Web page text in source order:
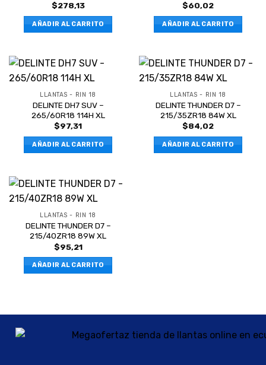
$278,13
AÑADIR AL CARRITO
$60,02
AÑADIR AL CARRITO
LLANTAS - RIN 18
DELINTE DH7 SUV –
265/60R18 114H XL
$97,31
AÑADIR AL CARRITO
LLANTAS - RIN 18
DELINTE THUNDER D7 –
215/35ZR18 84W XL
$84,02
AÑADIR AL CARRITO
LLANTAS - RIN 18
DELINTE THUNDER D7 –
215/40ZR18 89W XL
$95,21
AÑADIR AL CARRITO